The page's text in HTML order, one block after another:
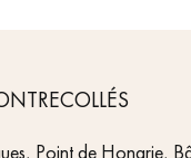
Point de Hongrie,